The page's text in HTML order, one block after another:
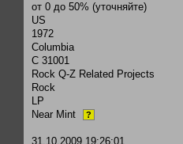
от 0 до 50% (уточняйте)
US
1972
Columbia
C 31001
Rock Q-Z Related Projects
Rock
LP
Near Mint ?
31.10.2009 19:26:01